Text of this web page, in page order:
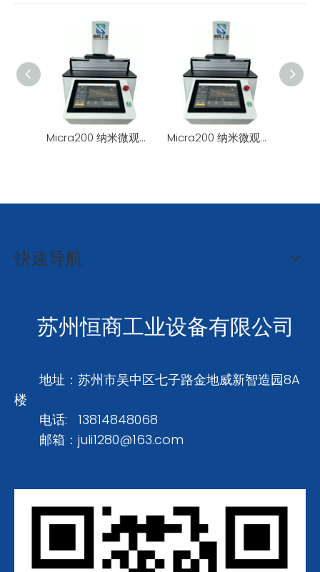
Micra200 纳米微观形貌测量仪 Micra200 纳米微观形貌测量系统
快速导航
苏州恒商工业设备有限公司
地址：苏州市吴中区七子路金地威新智造园8A
楼
电话: 13814848068
邮箱： juli1280@163.com